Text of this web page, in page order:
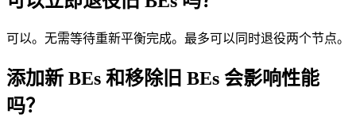
可以。无需等待重新平衡完成。最多可以同时退役两个节点。
添加新 BEs 和移除旧 BEs 会影响性能
吗？